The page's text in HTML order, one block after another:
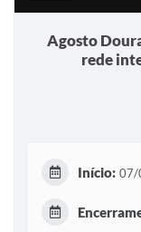
Agosto
rede
Início: 07/